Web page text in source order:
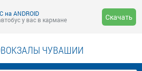
ANDROID
у вас в кармане
Скачать
ЧУВАШИИ